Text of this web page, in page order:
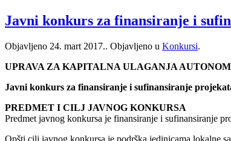
Javni konkurs za finansiranje i
Objavljeno 24. mart 2017.. Objavljeno u Konkursi.
UPRAVA ZA KAPITALNA ULAGANJA
Javni konkurs za finansiranje i sufinansiranje
PREDMET I CILJ JAVNOG KONKURSA
Predmet javnog konkursa je finansiranje i sufinansiranje
Opšti cilj javnog konkursa je podrška jedinicama lokalne